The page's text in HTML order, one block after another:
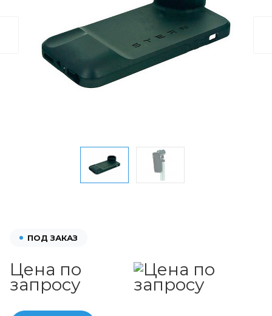
ПОД ЗАКАЗ
Цена по
запросу